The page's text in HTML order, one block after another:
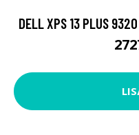
DELL XPS 13 PLUS